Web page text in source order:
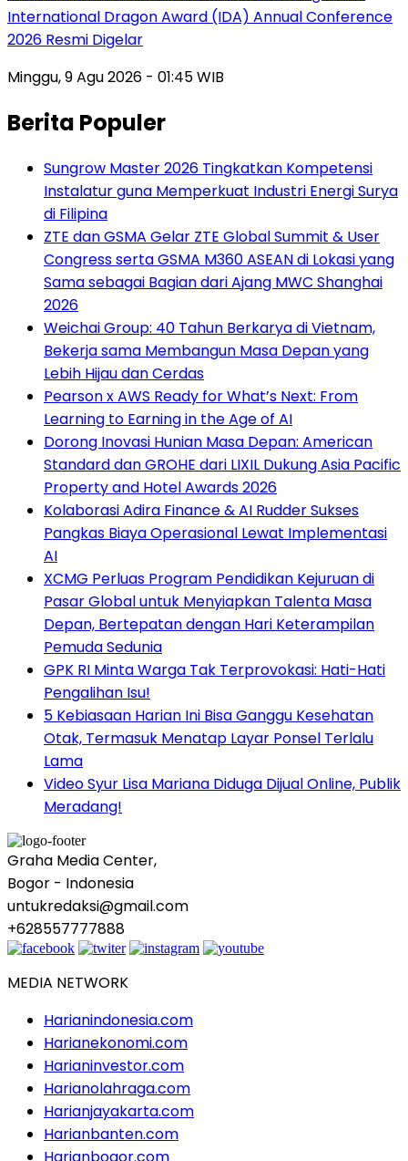
International Dragon Award (IDA) Annual Conference
2026 Resmi Digelar
Minggu, 9 Agu 2026 - 01:45 WIB
Berita Populer
Sungrow Master 2026 Tingkatkan Kompetensi
Instalatur guna Memperkuat Industri Energi Surya
di Filipina
ZTE dan GSMA Gelar ZTE Global Summit & User
Congress serta GSMA M360 ASEAN di Lokasi yang
Sama sebagai Bagian dari Ajang MWC Shanghai
2026
Weichai Group: 40 Tahun Berkarya di Vietnam,
Bekerja sama Membangun Masa Depan yang
Lebih Hijau dan Cerdas
Pearson x AWS Ready for What’s Next: From
Learning to Earning in the Age of AI
Dorong Inovasi Hunian Masa Depan: American
Standard dan GROHE dari LIXIL Dukung Asia Pacific
Property and Hotel Awards 2026
Kolaborasi Adira Finance & AI Rudder Sukses
Pangkas Biaya Operasional Lewat Implementasi
AI
XCMG Perluas Program Pendidikan Kejuruan di
Pasar Global untuk Menyiapkan Talenta Masa
Depan, Bertepatan dengan Hari Keterampilan
Pemuda Sedunia
GPK RI Minta Warga Tak Terprovokasi: Hati-Hati
Pengalihan Isu!
5 Kebiasaan Harian Ini Bisa Ganggu Kesehatan
Otak, Termasuk Menatap Layar Ponsel Terlalu
Lama
Video Syur Lisa Mariana Diduga Dijual Online, Publik
Meradang!
Graha Media Center,
Bogor - Indonesia
untukredaksi@gmail.com
+628557777888
MEDIA NETWORK
Harianindonesia.com
Harianekonomi.com
Harianinvestor.com
Harianolahraga.com
Harianjayakarta.com
Harianbanten.com
Harianbogor.com